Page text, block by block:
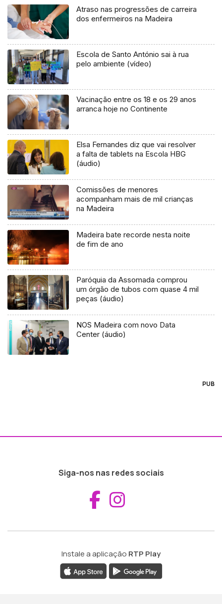
Atraso nas progressões de carreira
dos enfermeiros na Madeira
Escola de Santo António sai à rua
pelo ambiente (vídeo)
Vacinação entre os 18 e os 29 anos
arranca hoje no Continente
Elsa Fernandes diz que vai resolver
a falta de tablets na Escola HBG
(áudio)
Comissões de menores
acompanham mais de mil crianças
na Madeira
Madeira bate recorde nesta noite
de fim de ano
Paróquia da Assomada comprou
um órgão de tubos com quase 4 mil
peças (áudio)
NOS Madeira com novo Data
Center (áudio)
PUB
Siga-nos nas redes sociais
Aceder ao
Instale a aplicação RTP Play